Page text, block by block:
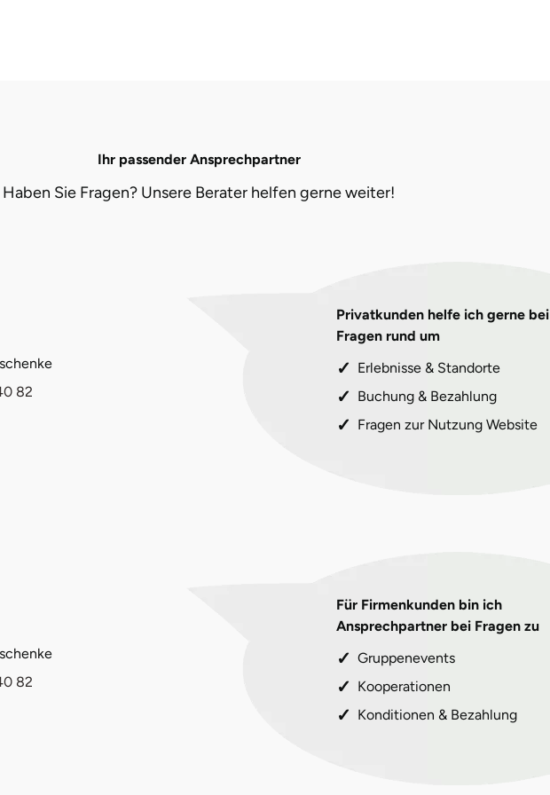
Ihr passender Ansprechpartner
Haben Sie Fragen? Unsere Berater helfen gerne weiter!
82
Privatkunden helfe ich gerne bei
Fragen rund um
Erlebnisse & Standorte
Buchung & Bezahlung
Fragen zur Nutzung Website
82
Für Firmenkunden bin ich
Ansprechpartner bei Fragen zu
Gruppenevents
Kooperationen
Konditionen & Bezahlung